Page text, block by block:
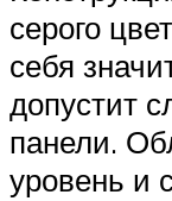
серого
себя
допустит
панели.
уровень и